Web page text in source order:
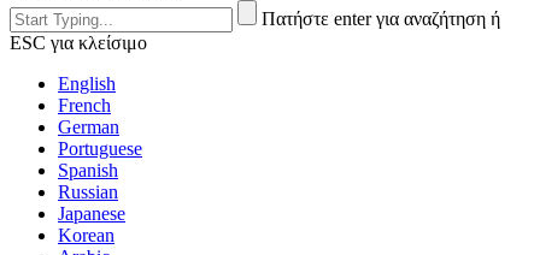
Πατήστε enter για αναζήτηση ή
ESC για κλείσιμο
English
French
German
Portuguese
Spanish
Russian
Japanese
Korean